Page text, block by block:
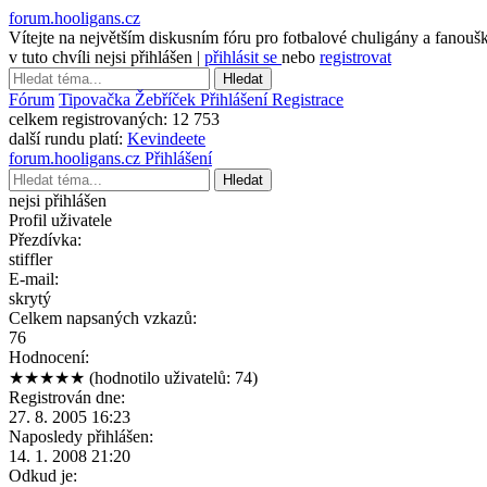
forum.hooligans.cz
Vítejte na největším diskusním fóru pro fotbalové chuligány a
v tuto chvíli nejsi přihlášen | přihlásit se nebo registrovat
Hledat
Fórum Tipovačka Žebříček PřihlášeníRegistrace
celkem registrovaných: 12 753
další rundu platí: Kevindeete
forum.hooligans.cz Přihlášení
Hledat
nejsi přihlášen
Profil uživatele
Přezdívka:
stiffler
E-mail:
skrytý
Celkem napsaných vzkazů:
76
Hodnocení:
★★★★★ (hodnotilo uživatelů: 74)
Registrován dne:
27. 8. 2005 16:23
Naposledy přihlášen:
14. 1. 2008 21:20
Odkud je: